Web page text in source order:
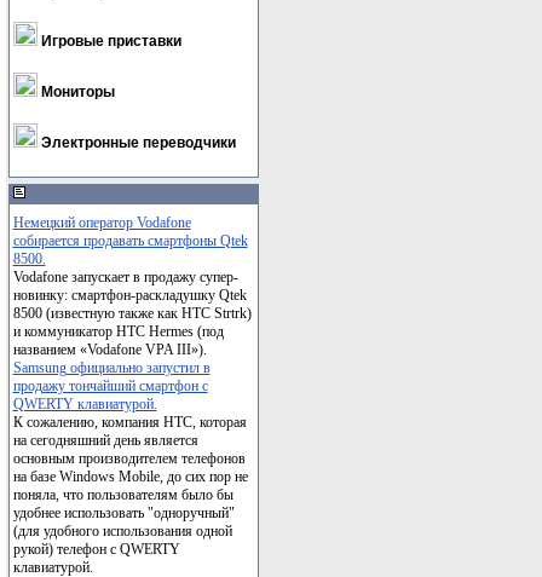
Игровые приставки
Мониторы
Электронные переводчики
Немецкий оператор Vodafone
собирается продавать смартфоны Qtek
8500.
Vodafone запускает в продажу супер-
новинку: смартфон-раскладушку Qtek
8500 (известную также как HTC Strtrk)
и коммуникатор HTC Hermes (под
названием «Vodafone VPA III»).
Samsung официально запустил в
продажу тончайший смартфон с
QWERTY клавиатурой.
К сожалению, компания НТС, которая
на сегодняшний день является
основным производителем телефонов
на базе Windows Mobile, до сих пор не
поняла, что пользователям было бы
удобнее использовать "одноручный"
(для удобного использования одной
рукой) телефон с QWERTY
клавиатурой.